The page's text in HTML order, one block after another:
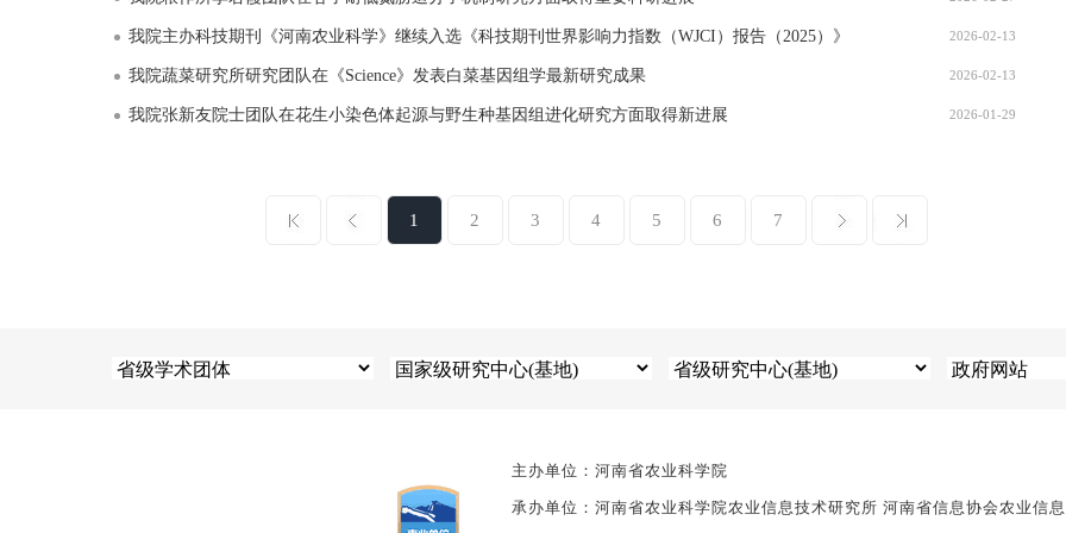
我院主办科技期刊《河南农业科学》继续入选《科技期刊世界影响力指数（WJCI）报告（2025）》 2026-02-13
我院蔬菜研究所研究团队在《Science》发表白菜基因组学最新研究成果 2026-02-13
我院张新友院士团队在花生小染色体起源与野生种基因组进化研究方面取得新进展 2026-01-29
1 2 3 4 5 6 7
主办单位：河南省农业科学院
承办单位：河南省农业科学院农业信息技术研究所 河南省信息协会农业信